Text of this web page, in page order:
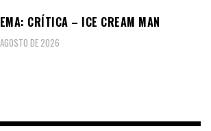
CRÍTICA – ICE CREAM MAN
DE 2026